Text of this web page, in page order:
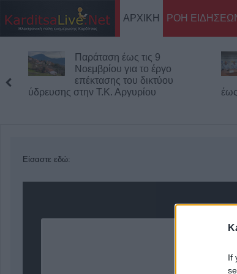
If
ΑΡΧΙΚΗ ΡΟΗ
Παράταση έως τις 9
Νοεμβρίου για το έργο
επέκτασης του δικτύου
ύδρευσης στην Τ.Κ. Αργυρίου
Είσαστε εδώ: